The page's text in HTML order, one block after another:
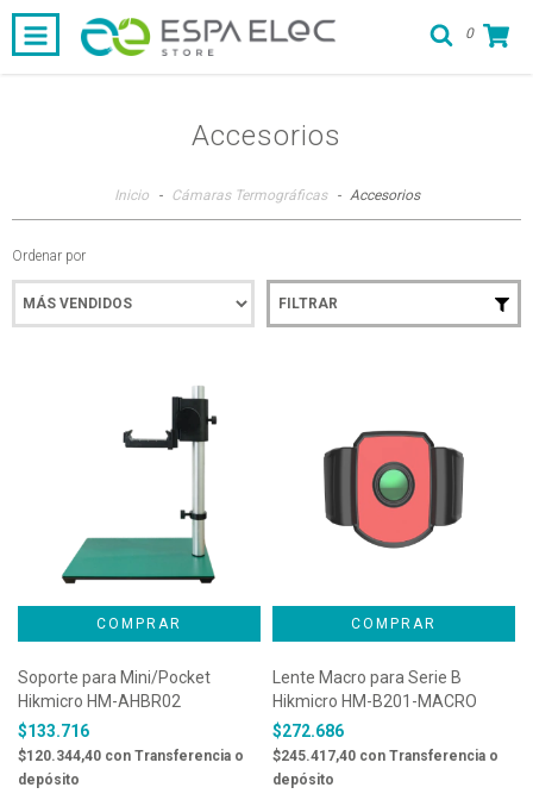
0
Accesorios
Inicio - Cámaras Termográficas - Accesorios
Ordenar por
FILTRAR
Soporte para Mini/Pocket
Hikmicro HM-AHBR02
$133.716
$120.344,40 con Transferencia o
depósito
Lente Macro para Serie B
Hikmicro HM-B201-MACRO
$272.686
$245.417,40 con Transferencia o
depósito